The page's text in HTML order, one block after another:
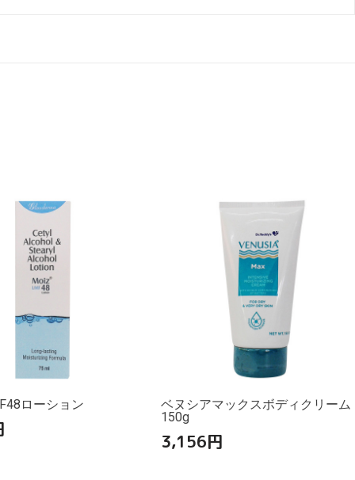
ローション
ベヌシアマックスボディクリーム
150g
3,156円